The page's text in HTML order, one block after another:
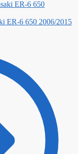
ER-6 650 2006/2015